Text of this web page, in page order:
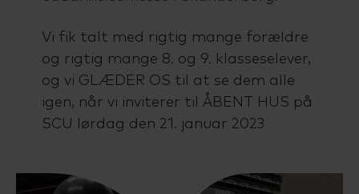
Vi fik talt med rigtig mange forældre
og rigtig mange 8. og 9. klasseselever,
og vi GLÆDER OS til at se dem alle
igen, når vi inviterer til ÅBENT HUS på
SCU lørdag den 21. januar 2023